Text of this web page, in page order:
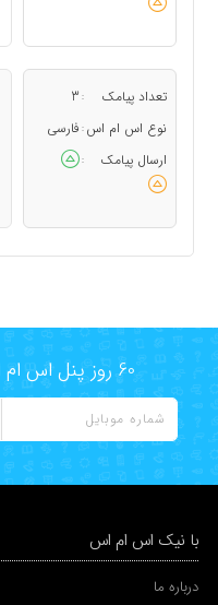
تعداد پیامک :
3
نوع اس ام اس : فارسی
ارسال پیامک
:
60 روز پنل اس ام اس رایگان، امتحان کنید!
با نیک اس ام اس
درباره ما